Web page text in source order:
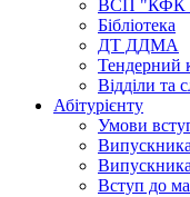
ВСП "КФК
Бібліотека
ДТ ДДМА
Тендерний
Відділи та
Абітурієнту
Умови
Вступ до